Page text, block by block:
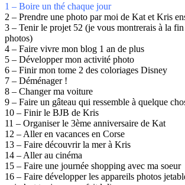
1 – Boire un thé chaque jour
2 – Prendre une photo par moi de Kat et Kris
3 – Tenir le projet 52 (je vous montrerais à la fin
photos)
4 – Faire vivre mon blog 1 an de plus
5 – Développer mon activité photo
6 – Finir mon tome 2 des coloriages Disney
7 – Déménager !
8 – Changer ma voiture
9 – Faire un gâteau qui ressemble à quelque
10 – Finir le BJB de Kris
11 – Organiser le 3ème anniversaire de Kat
12 – Aller en vacances en Corse
13 – Faire découvrir la mer à Kris
14 – Aller au cinéma
15 – Faire une journée shopping avec ma soeur
16 – Faire développer les appareils photos